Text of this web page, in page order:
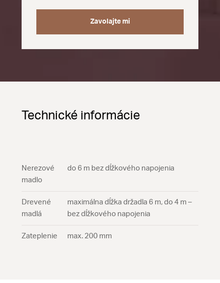
Zavolajte mi
Technické informácie
Nerezové
madlo
do 6 m bez dĺžkového napojenia
Drevené
madlá
maximálna dĺžka držadla 6 m, do 4 m –
bez dĺžkového napojenia
Zateplenie max. 200 mm